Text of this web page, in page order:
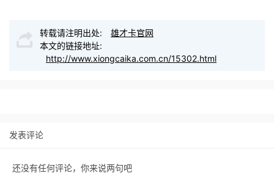
转载请注明出处:
雄才卡官网
本文的链接地址:
http://www.xiongcaika.com.cn/15302.html
发表评论
还没有任何评论，你来说两句吧